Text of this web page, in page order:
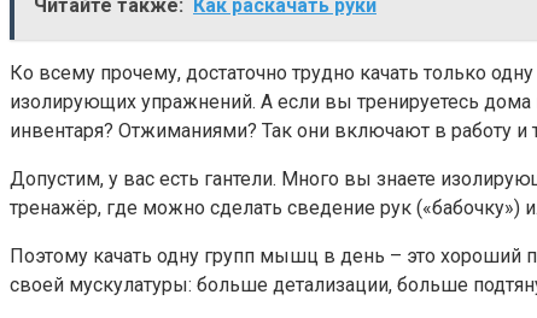
Читайте также: Как раскачать руки
Ко всему прочему, достаточно трудно качать только
изолирующих упражнений. А если вы тренируетесь
инвентаря? Отжиманиями? Так они включают в работу
Допустим, у вас есть гантели. Много вы знаете
тренажёр, где можно сделать сведение рук («бабочку»)
Поэтому качать одну групп мышц в день – это хороший
своей мускулатуры: больше детализации, больше